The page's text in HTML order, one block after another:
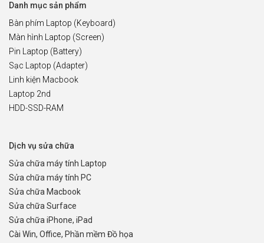
Danh mục sản phẩm
Bàn phím Laptop (Keyboard)
Màn hình Laptop (Screen)
Pin Laptop (Battery)
Sạc Laptop (Adapter)
Linh kiện Macbook
Laptop 2nd
HDD-SSD-RAM
Dịch vụ sửa chữa
Sửa chữa máy tính Laptop
Sửa chữa máy tính PC
Sửa chữa Macbook
Sửa chữa Surface
Sửa chữa iPhone, iPad
Cài Win, Office, Phần mềm Đồ họa